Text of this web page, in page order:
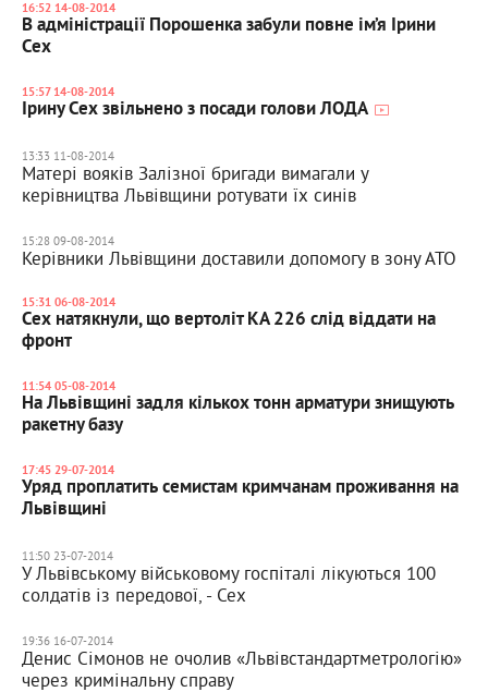
16:52 14-08-2014
В адміністрації Порошенка забули повне ім’я Ірини
Сех
15:57 14-08-2014
Ірину Сех звільнено з посади голови ЛОДА
13:33 11-08-2014
Матері вояків Залізної бригади вимагали у
керівництва Львівщини ротувати їх синів
15:28 09-08-2014
Керівники Львівщини доставили допомогу в зону АТО
15:31 06-08-2014
Сех натякнули, що вертоліт КА 226 слід віддати на
фронт
11:54 05-08-2014
На Львівщині задля кількох тонн арматури знищують
ракетну базу
17:45 29-07-2014
Уряд проплатить семистам кримчанам проживання на
Львівщині
11:50 23-07-2014
У Львівському військовому госпіталі лікуються 100
солдатів із передової, - Сех
19:36 16-07-2014
Денис Сімонов не очолив «Львівстандартметрологію»
через кримінальну справу